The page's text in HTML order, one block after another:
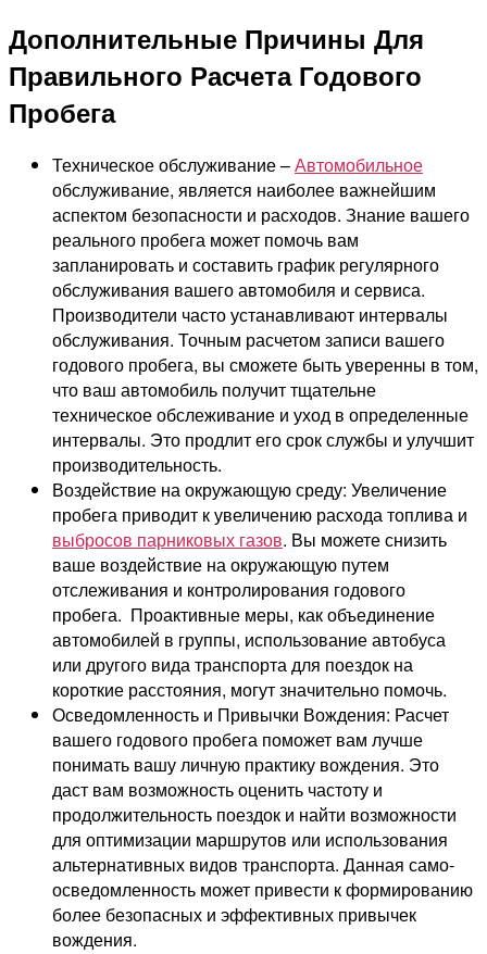
Дополнительные Причины Для
Правильного Расчета Годового
Пробега
Техническое обслуживание –Автомобильное
обслуживание, является наиболее важнейшим
аспектом безопасности и расходов. Знание вашего
реального пробега может помочь вам
запланировать и составить график регулярного
обслуживания вашего автомобиля и сервиса.
Производители часто устанавливают интервалы
обслуживания. Точным расчетом записи вашего
годового пробега, вы сможете быть уверенны в том,
что ваш автомобиль получит тщательне
техническое обслеживание и уход в определенные
интервалы. Это продлит его срок службы и улучшит
производительность.
Воздействие на окружающую среду: Увеличение
пробега приводит к увеличению расхода топлива и
выбросов парниковых газов. Вы можете снизить
ваше воздействие на окружающую путем
отслеживания и контролирования годового
пробега. Проактивные меры, как объединение
автомобилей в группы, использование автобуса
или другого вида транспорта для поездок на
короткие расстояния, могут значительно помочь.
Осведомленность и Привычки Вождения: Расчет
вашего годового пробега поможет вам лучше
понимать вашу личную практику вождения. Это
даст вам возможность оценить частоту и
продолжительность поездок и найти возможности
для оптимизации маршрутов или использования
альтернативных видов транспорта. Данная само-
осведомленность может привести к формированию
более безопасных и эффективных привычек
вождения.